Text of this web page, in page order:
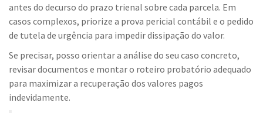
antes do decurso do prazo trienal sobre cada parcela. Em
casos complexos, priorize a prova pericial contábil e o pedido
de tutela de urgência para impedir dissipação do valor.
Se precisar, posso orientar a análise do seu caso concreto,
revisar documentos e montar o roteiro probatório adequado
para maximizar a recuperação dos valores pagos
indevidamente.